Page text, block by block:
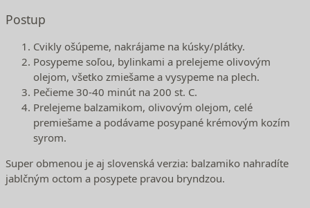
Postup
Cvikly ošúpeme, nakrájame na kúsky/plátky.
Posypeme soľou, bylinkami a prelejeme olivovým
olejom, všetko zmiešame a vysypeme na plech.
Pečieme 30-40 minút na 200 st. C.
Prelejeme balzamikom, olivovým olejom, celé
premiešame a podávame posypané krémovým kozím
syrom.
Super obmenou je aj slovenská verzia: balzamiko nahradíte
jablčným octom a posypete pravou bryndzou.